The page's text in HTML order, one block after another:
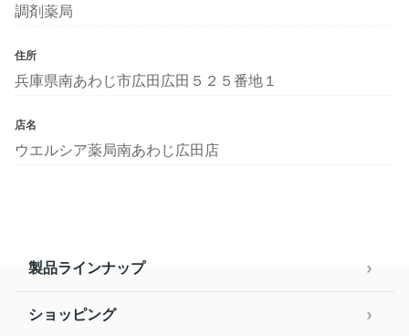
調剤薬局
住所
兵庫県南あわじ市広田広田５２５番地１
店名
ウエルシア薬局南あわじ広田店
製品ラインナップ
ショッピング